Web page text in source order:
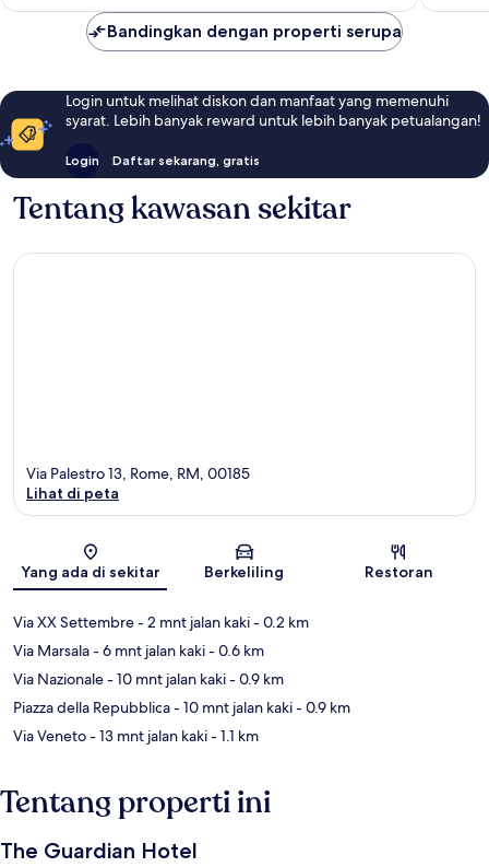
Bandingkan dengan properti serupa
Login untuk melihat diskon dan manfaat yang memenuhi
syarat. Lebih banyak reward untuk lebih banyak petualangan!
Login Daftar sekarang, gratis
Tentang kawasan sekitar
Peta
Via Palestro 13, Rome, RM, 00185
Lihat di peta
Yang ada di sekitar Berkeliling Restoran
Via XX Settembre- 2 mnt jalan kaki- 0.2 km
Via Marsala- 6 mnt jalan kaki- 0.6 km
Via Nazionale- 10 mnt jalan kaki- 0.9 km
Piazza della Repubblica- 10 mnt jalan kaki- 0.9 km
Via Veneto- 13 mnt jalan kaki- 1.1 km
Tentang properti ini
The Guardian Hotel